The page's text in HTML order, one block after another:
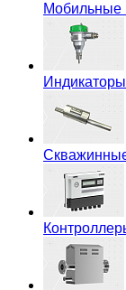
Мобильные
Индикаторы